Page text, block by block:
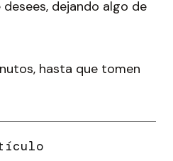
dejando algo de
hasta que tomen